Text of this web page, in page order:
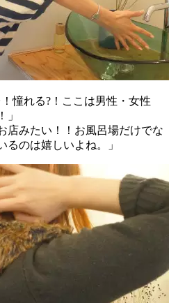
！憧れる?！ここは男性・女性
」
店みたい！！お風呂場だけでな
るのは嬉しいよね。」